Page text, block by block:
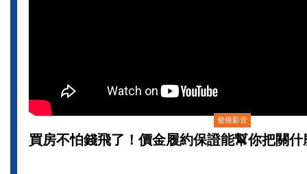
發燒影音
買房不怕錢飛了！價金履約保證能幫你把關什